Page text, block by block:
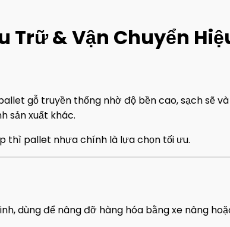
Trữ & Vận Chuyển
gỗ truyền thống nhờ độ bền cao, sạch sẽ
sản xuất khác.
thì pallet nhựa chính là lựa chọn tối ưu.
dùng để nâng đỡ hàng hóa bằng xe nâng